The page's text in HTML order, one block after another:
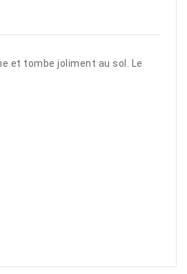
et tombe joliment au sol
Le